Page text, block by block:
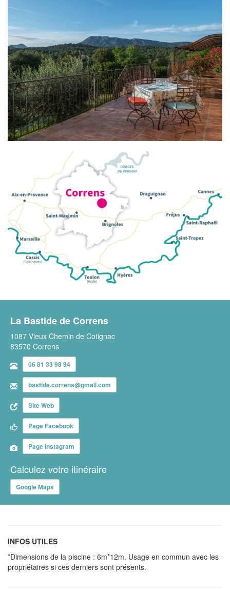
La Bastide de Correns
1087 Vieux Chemin de Cotignac
83570 Correns
06 81 33 98 94
bastide.correns@gmail.com
Site Web
Page Facebook
Page Instagram
Calculez votre itinéraire
Google Maps
INFOS UTILES
*Dimensions de la piscine : 6m*12m. Usage en commun avec les
propriétaires si ces derniers sont présents.